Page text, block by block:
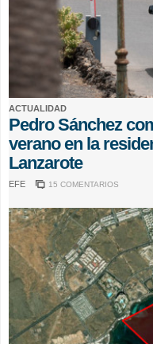
ACTUALIDAD
Pedro Sánchez
verano en la
Lanzarote
EFE 15 COMENTARIOS